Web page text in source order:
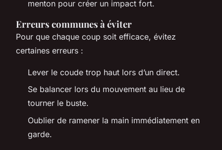
menton pour créer un impact fort.
Erreurs communes à éviter
Pour que chaque coup soit efficace, évitez
certaines erreurs :
Lever le coude trop haut lors d’un direct.
Se balancer lors du mouvement au lieu de
tourner le buste.
Oublier de ramener la main immédiatement en
garde.